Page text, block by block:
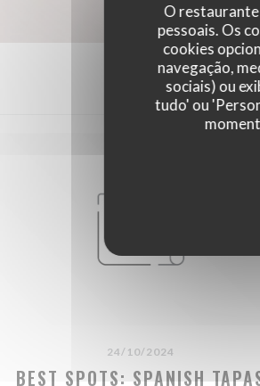
O restaurante
pessoais. Os
cookies
navegação,
sociais) ou
tudo' ou
24/10/2024
BEST SPOTS: SPANISH